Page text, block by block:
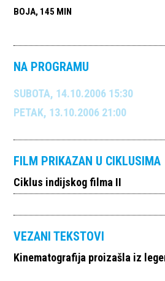
BOJA, 145 MIN
NA PROGRAMU
SUBOTA, 14.10.2006 15:30
PETAK, 13.10.2006 21:00
FILM PRIKAZAN U CIKLUSIMA
Ciklus indijskog filma II
VEZANI TEKSTOVI
Kinematografija proizašla iz